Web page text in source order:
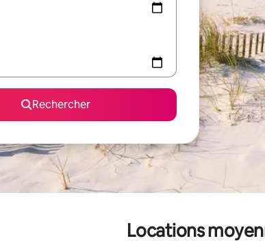
Rechercher
Locations